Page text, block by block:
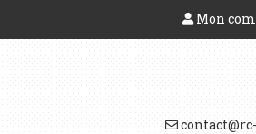
Mon